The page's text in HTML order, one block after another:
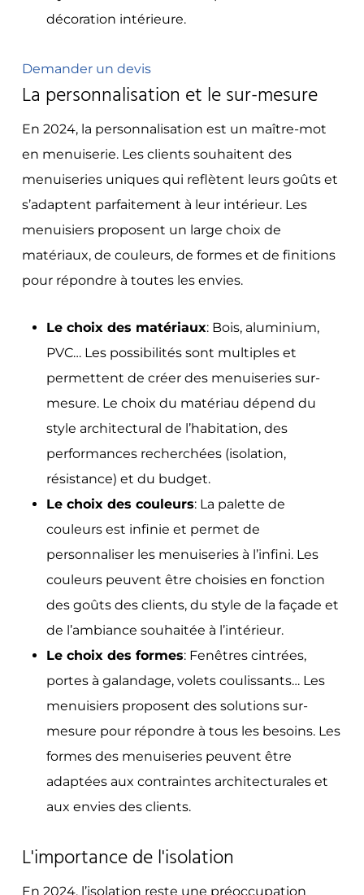
décoration intérieure.
Demander un devis
La personnalisation et le sur-mesure
En 2024, la personnalisation est un maître-mot
en menuiserie. Les clients souhaitent des
menuiseries uniques qui reflètent leurs goûts et
s’adaptent parfaitement à leur intérieur. Les
menuisiers proposent un large choix de
matériaux, de couleurs, de formes et de finitions
pour répondre à toutes les envies.
Le choix des matériaux: Bois, aluminium,
PVC… Les possibilités sont multiples et
permettent de créer des menuiseries sur-
mesure. Le choix du matériau dépend du
style architectural de l’habitation, des
performances recherchées (isolation,
résistance) et du budget.
Le choix des couleurs: La palette de
couleurs est infinie et permet de
personnaliser les menuiseries à l’infini. Les
couleurs peuvent être choisies en fonction
des goûts des clients, du style de la façade et
de l’ambiance souhaitée à l’intérieur.
Le choix des formes: Fenêtres cintrées,
portes à galandage, volets coulissants… Les
menuisiers proposent des solutions sur-
mesure pour répondre à tous les besoins. Les
formes des menuiseries peuvent être
adaptées aux contraintes architecturales et
aux envies des clients.
L'importance de l'isolation
En 2024, l’isolation reste une préoccupation